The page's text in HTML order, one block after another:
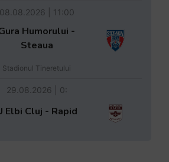
08.08.2026 | 11:00
Humorului -
Steaua
Stadionul Tineretului
29.08.2026 | 0:
Elbi Cluj - Rapid